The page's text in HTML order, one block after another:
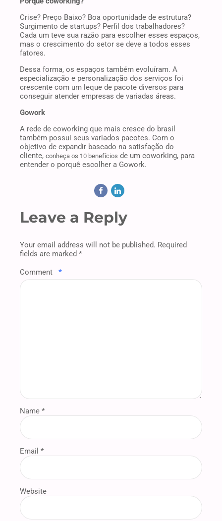
Crise? Preço Baixo? Boa oportunidade de estrutura?
Surgimento de startups? Perfil dos trabalhadores?
Cada um teve sua razão para escolher esses espaços,
mas o crescimento do setor se deve a todos esses
fatores.
Dessa forma, os espaços também evoluíram. A
especialização e personalização dos serviços foi
crescente com um leque de pacote diversos para
conseguir atender empresas de variadas áreas.
Gowork
A rede de coworking que mais cresce do brasil
também possui seus variados pacotes. Com o
objetivo de expandir baseado na satisfação do
cliente, conheça os 10 benefícios de um coworking, para
entender o porquê escolher a Gowork.
Leave a Reply
Your email address will not be published. Required
fields are marked *
Comment *
Name *
Email *
Website